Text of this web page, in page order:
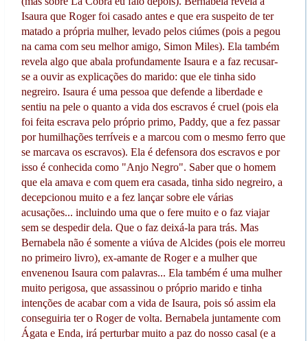
Isaura que Roger foi casado antes e que era suspeito de ter
matado a própria mulher, levado pelos ciúmes (pois a pegou
na cama com seu melhor amigo, Simon Miles). Ela também
revela algo que abala profundamente Isaura e a faz recusar-
se a ouvir as explicações do marido: que ele tinha sido
negreiro. Isaura é uma pessoa que defende a liberdade e
sentiu na pele o quanto a vida dos escravos é cruel (pois ela
foi feita escrava pelo próprio primo, Paddy, que a fez passar
por humilhações terríveis e a marcou com o mesmo ferro que
se marcava os escravos). Ela é defensora dos escravos e por
isso é conhecida como "Anjo Negro". Saber que o homem
que ela amava e com quem era casada, tinha sido negreiro, a
decepcionou muito e a fez lançar sobre ele várias
acusações... incluindo uma que o fere muito e o faz viajar
sem se despedir dela. Que o faz deixá-la para trás. Mas
Bernabela não é somente a viúva de Alcides (pois ele morreu
no primeiro livro), ex-amante de Roger e a mulher que
envenenou Isaura com palavras... Ela também é uma mulher
muito perigosa, que assassinou o próprio marido e tinha
intenções de acabar com a vida de Isaura, pois só assim ela
conseguiria ter o Roger de volta. Bernabela juntamente com
Ágata e Enda, irá perturbar muito a paz do nosso casal (e a